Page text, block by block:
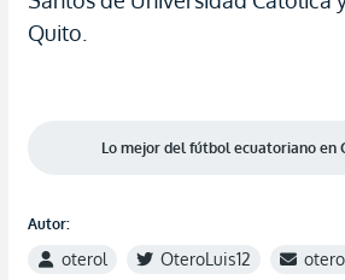
Quito.
Lo mejor del fútbol ecuatoriano en
Autor:
oterol OteroLuis12